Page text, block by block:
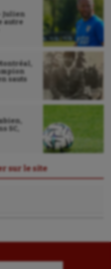
Julien
autre
sauts
SC,
sur le site